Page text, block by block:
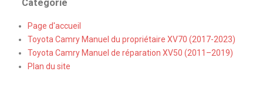
Categorie
Page d'accueil
Toyota Camry Manuel du propriétaire XV70 (2017-2023)
Toyota Camry Manuel de réparation XV50 (2011–2019)
Plan du site